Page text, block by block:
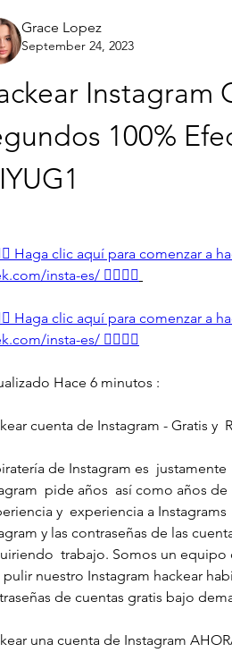
Grace Lopez
September 24, 2023
Instagram
100%
Haga clic aquí para comenzar a
insta-es/ 👈🏻👈🏻
Haga clic aquí para comenzar a
insta-es/ 👈🏻👈🏻
Hace 6 minutos :
cuenta de Instagram - Gratis y
de Instagram es
pide años  así como años de
y las contraseñas de las
nuestro Instagram hackear
de cuentas gratis bajo
una cuenta de Instagram